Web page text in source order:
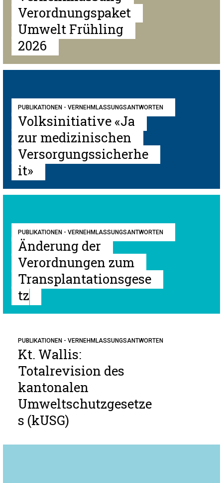
Verordnungspaket
Umwelt Frühling
2026
PUBLIKATIONEN - VERNEHMLASSUNGSANTWORTEN
Volksinitiative «Ja
zur medizinischen
Versorgungssicherhe
it»
PUBLIKATIONEN - VERNEHMLASSUNGSANTWORTEN
Änderung der
Verordnungen zum
Transplantationsgese
tz
PUBLIKATIONEN - VERNEHMLASSUNGSANTWORTEN
Kt. Wallis:
Totalrevision des
kantonalen
Umweltschutzgesetze
s (kUSG)